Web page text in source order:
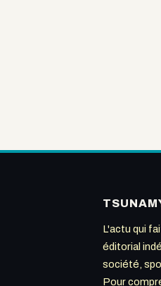
L'actu qui
éditorial
société,
Pour